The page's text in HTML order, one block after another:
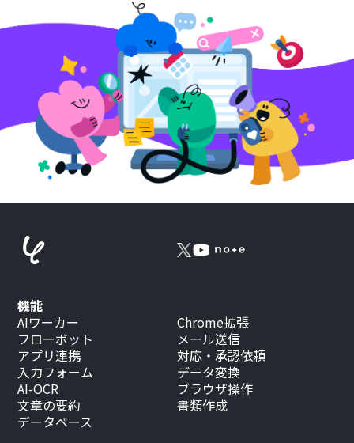
機能
AIワーカー
フローボット
アプリ連携
入力フォーム
AI-OCR
文章の要約
データベース
Chrome拡張
メール送信
対応・承認依頼
データ変換
ブラウザ操作
書類作成